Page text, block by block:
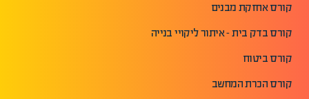
קורס אחזקת מבנים
קורס בדק בית - איתור ליקויי בנייה
קורס ביטוח
קורס הכרת המחשב